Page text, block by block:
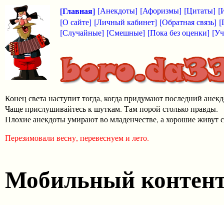
[Главная] [Анекдоты] [Афоризмы] [Цитаты]
[О сайте] [Личный кабинет] [Обратная связь]
[Случайные] [Смешные] [Пока без оценки]
Конец света наступит тогда, когда придумают последний
Чаще прислушивайтесь к шуткам. Там порой столько правды.
Плохие анекдоты умирают во младенчестве, а хорошие живут
Перезимовали весну, перевеснуем и лето.
Мобильный